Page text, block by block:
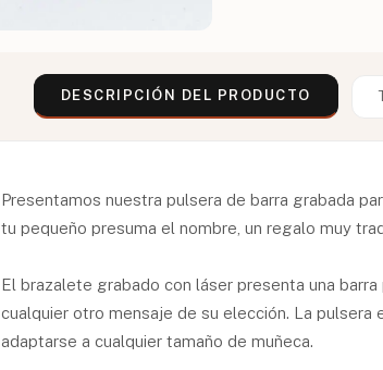
DESCRIPCIÓN DEL PRODUCTO
Presentamos nuestra pulsera de barra grabada
tu pequeño presuma el nombre, un regalo muy
El brazalete grabado con láser presenta una
cualquier otro mensaje de su elección. La
adaptarse a cualquier tamaño de muñeca.